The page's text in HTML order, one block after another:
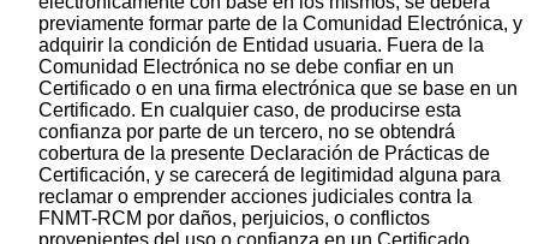
previamente formar parte de la Comunidad Electrónica, y
adquirir la condición de Entidad usuaria. Fuera de la
Comunidad Electrónica no se debe confiar en un
Certificado o en una firma electrónica que se base en un
Certificado. En cualquier caso, de producirse esta
confianza por parte de un tercero, no se obtendrá
cobertura de la presente Declaración de Prácticas de
Certificación, y se carecerá de legitimidad alguna para
reclamar o emprender acciones judiciales contra la
FNMT-RCM por daños, perjuicios, o conflictos